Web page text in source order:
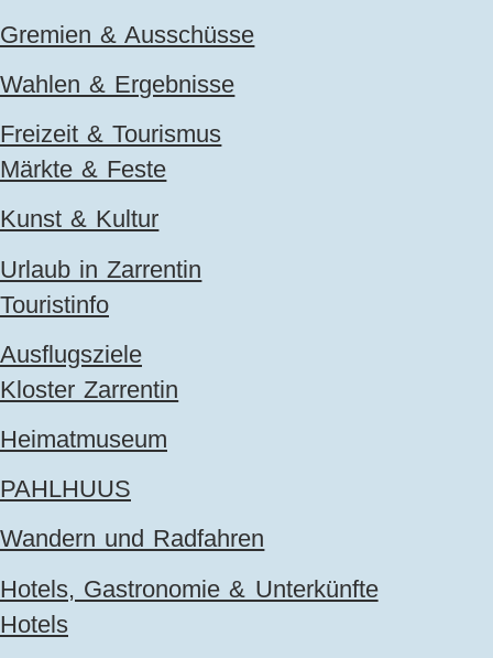
Gremien & Ausschüsse
Wahlen & Ergebnisse
Freizeit & Tourismus
Märkte & Feste
Kunst & Kultur
Urlaub in Zarrentin
Touristinfo
Ausflugsziele
Kloster Zarrentin
Heimatmuseum
PAHLHUUS
Wandern und Radfahren
Hotels, Gastronomie & Unterkünfte
Hotels